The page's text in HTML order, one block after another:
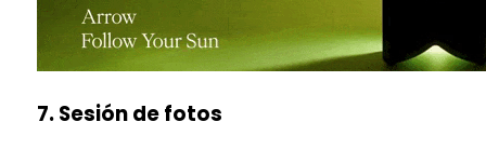
7. Sesión de fotos